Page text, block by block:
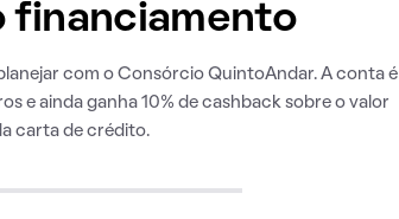
financiamento
com o Consórcio QuintoAndar. A conta é
e ainda ganha 10% de cashback sobre o valor
carta de crédito.